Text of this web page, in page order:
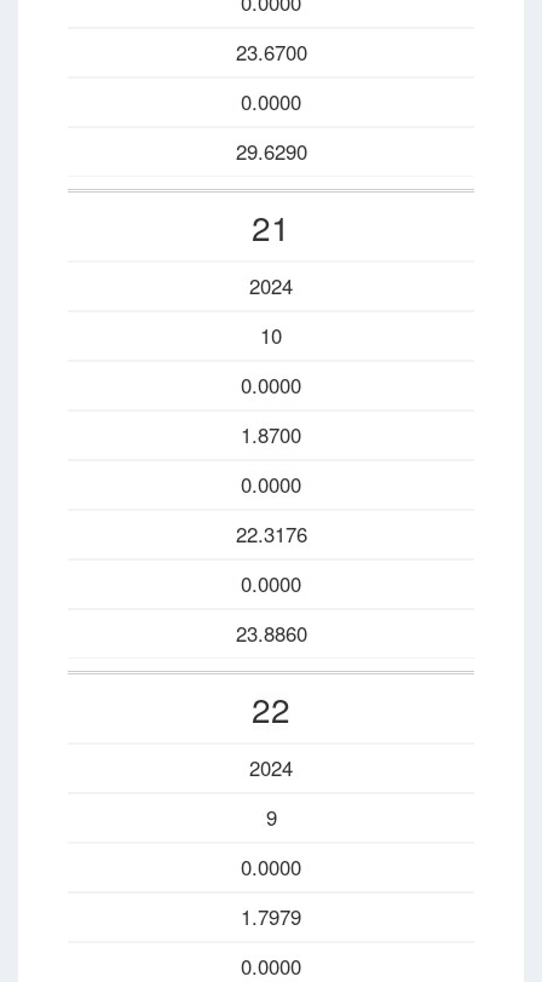
23.6700
0.0000
29.6290
21
2024
10
0.0000
1.8700
0.0000
22.3176
0.0000
23.8860
22
2024
9
0.0000
1.7979
0.0000